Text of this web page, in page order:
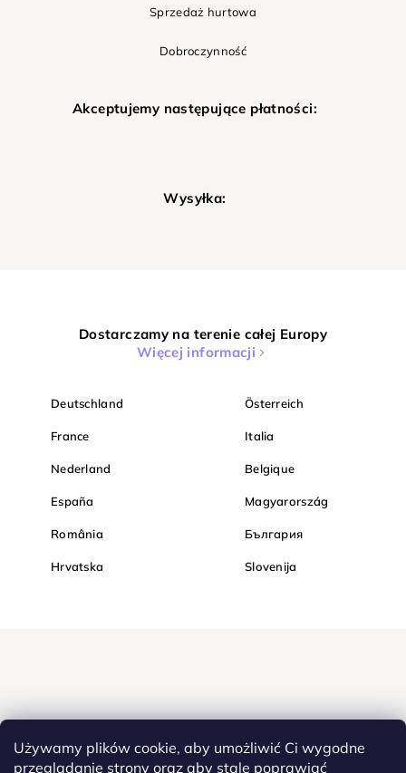
Używamy plików cookie, aby umożliwić Ci wygodne
przeglądanie strony oraz aby stale poprawiać
Sprzedaż hurtowa
Dobroczynność
Akceptujemy następujące płatności:
Wysyłka:
Dostarczamy na terenie całej Europy
Więcej informacji
Deutschland Österreich
France Italia
Nederland Belgique
España Magyarország
România България
Hrvatska Slovenija